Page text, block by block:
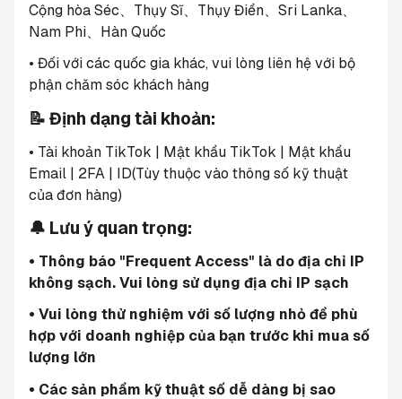
Cộng hòa Séc、Thụy Sĩ、Thụy Điển、Sri Lanka、
Nam Phi、Hàn Quốc
• Đối với các quốc gia khác, vui lòng liên hệ với bộ
phận chăm sóc khách hàng
📝 Định dạng tài khoản:
• Tài khoản TikTok | Mật khẩu TikTok | Mật khẩu
Email | 2FA | ID(Tùy thuộc vào thông số kỹ thuật
của đơn hàng)
🔔 Lưu ý quan trọng:
• Thông báo "Frequent Access" là do địa chỉ IP
không sạch. Vui lòng sử dụng địa chỉ IP sạch
• Vui lòng thử nghiệm với số lượng nhỏ để phù
hợp với doanh nghiệp của bạn trước khi mua số
lượng lớn
• Các sản phẩm kỹ thuật số dễ dàng bị sao